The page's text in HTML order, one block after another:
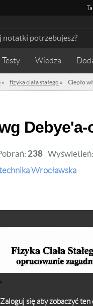
Testy Wiedza
» fizyka ciała stałego » Ciepło
wg
238 Wyświetleń:
Wrocławska
się aby zobaczyć ten